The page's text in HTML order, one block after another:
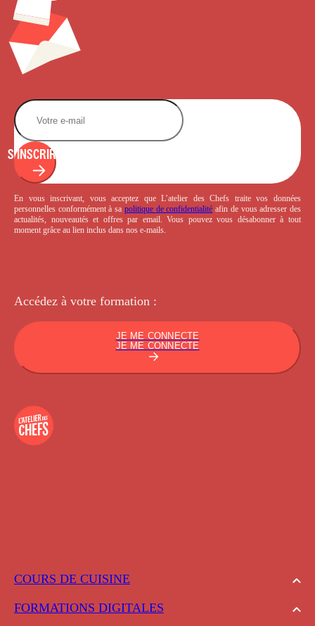
COURS DE CUISINE
FORMATIONS DIGITALES
S'INSCRIRE
En vous inscrivant, vous acceptez que L’atelier des Chefs traite vos données
personnelles conformément à sa politique de confidentialité afin de vous adresser des
actualités, nouveautés et offres par email. Vous pouvez vous désabonner à tout
moment grâce au lien inclus dans nos e-mails.
Accédez à votre formation :
JE ME CONNECTE
JE ME CONNECTE